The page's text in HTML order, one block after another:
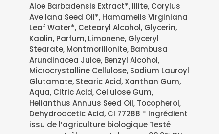
Aloe Barbadensis Extract*, Illite, Corylus
Avellana Seed Oil*, Hamamelis Virginiana
Leaf Water*, Cetearyl Alcohol, Glycerin,
Kaolin, Parfum, Limonene, Glyceryl
Stearate, Montmorillonite, Bambusa
Arundinacea Juice, Benzyl Alcohol,
Microcrystalline Cellulose, Sodium Lauroyl
Glutamate, Stearic Acid, Xanthan Gum,
Aqua, Citric Acid, Cellulose Gum,
Helianthus Annuus Seed Oil, Tocopherol,
Dehydroacetic Acid, CI 77288 * Ingrédient
issu de l’agriculture biologique Testé